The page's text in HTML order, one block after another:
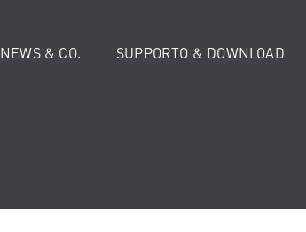
NEWS & CO. SUPPORTO & DOWNLOAD